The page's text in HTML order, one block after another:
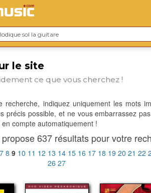
le site
ce que vous cherchez !
recherche, indiquez uniquement les mots
précis possible, et ne vous embarrassez
compte automatiquement !
637 résultats pour votre
7 8 9 10 11 12 13 14 15 16 17 18 19 20 21 22
26 27